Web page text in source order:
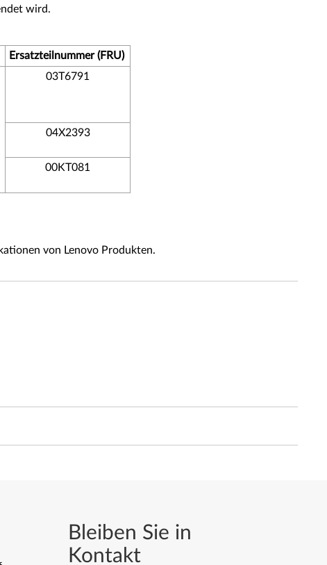
wird.
Ersatzteilnummer (FRU)
03T6791
04X2393
00KT081
von Lenovo Produkten.
Bleiben Sie in
Kontakt